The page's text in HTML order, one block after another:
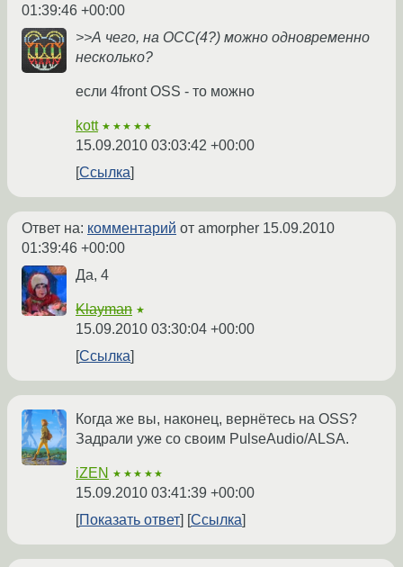
01:39:46 +00:00
>>А чего, на ОСС(4?) можно одновременно
несколько?
если 4front OSS - то можно
kott ★★★★★
15.09.2010 03:03:42 +00:00
Ссылка
Ответ на: комментарий от amorpher 15.09.2010
01:39:46 +00:00
Да, 4
Klayman ★
15.09.2010 03:30:04 +00:00
Ссылка
Когда же вы, наконец, вернётесь на OSS?
Задрали уже со своим PulseAudio/ALSA.
iZEN ★★★★★
15.09.2010 03:41:39 +00:00
Показать ответ
Ссылка